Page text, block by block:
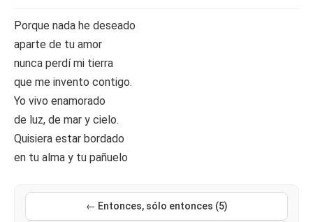
Porque nada he deseado
aparte de tu amor
nunca perdí mi tierra
que me invento contigo.
Yo vivo enamorado
de luz, de mar y cielo.
Quisiera estar bordado
en tu alma y tu pañuelo
← Entonces, sólo entonces (5)